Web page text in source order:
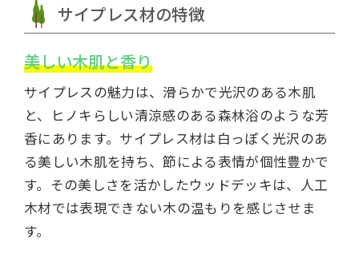
サイプレス材の特徴
美しい木肌と香り
サイプレスの魅力は、滑らかで光沢のある木肌
と、ヒノキらしい清涼感のある森林浴のような芳
香にあります。サイプレス材は白っぽく光沢のあ
る美しい木肌を持ち、節による表情が個性豊かで
す。その美しさを活かしたウッドデッキは、人工
木材では表現できない木の温もりを感じさせま
す。